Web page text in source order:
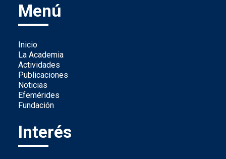
Menú
Inicio
La Academia
Actividades
Publicaciones
Noticias
Efemérides
Fundación
Interés